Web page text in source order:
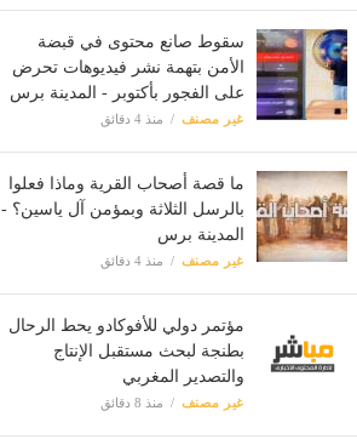
سقوط صانع محتوى في قبضة
الأمن بتهمة نشر فيديوهات تحرض
على الفجور بأكتوبر - المدينة برس
غير مصنف منذ 4 دقائق
ما قصة أصحاب القرية وماذا فعلوا
بالرسل الثلاثة وبمؤمن آل ياسين؟ -
المدينة برس
غير مصنف منذ 4 دقائق
مؤتمر دولي للأفوكادو يحط الرحال
بطنجة لبحث مستقبل الإنتاج
والتصدير المغربي
غير مصنف منذ 8 دقائق